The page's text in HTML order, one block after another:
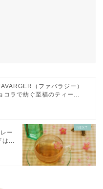
（ファバラジー）
コラで紡ぐ至福のティー...
ー
は...